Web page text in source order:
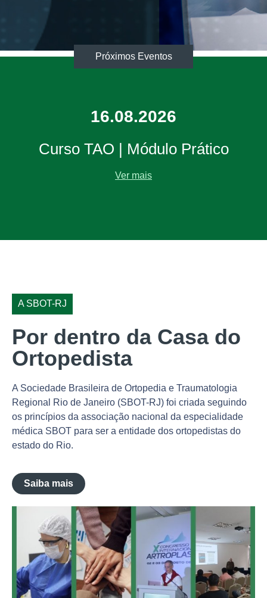
Próximos Eventos
16.08.2026
Curso TAO | Módulo Prático
Ver mais
A SBOT-RJ
Por dentro da Casa do
Ortopedista
A Sociedade Brasileira de Ortopedia e Traumatologia
Regional Rio de Janeiro (SBOT-RJ) foi criada seguindo
os princípios da associação nacional da especialidade
médica SBOT para ser a entidade dos ortopedistas do
estado do Rio.
Saiba mais